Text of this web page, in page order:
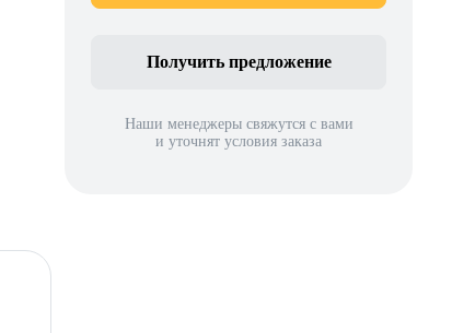
Получить предложение
Наши менеджеры свяжутся с вами
и уточнят условия заказа